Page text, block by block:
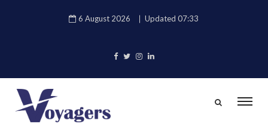
6 August 2026 Updated 07:33